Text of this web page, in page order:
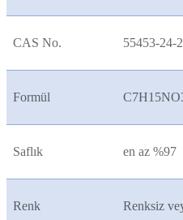
CAS No. 55453-24-2
Formül
Saflık en az %97
Renk Renksiz